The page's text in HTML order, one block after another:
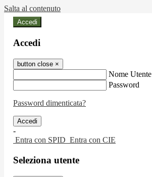
Salta al contenuto
Accedi
Accedi
button close ×
Nome Utente
Password
Password dimenticata?
-
Entra con SPID Entra con CIE
Seleziona utente